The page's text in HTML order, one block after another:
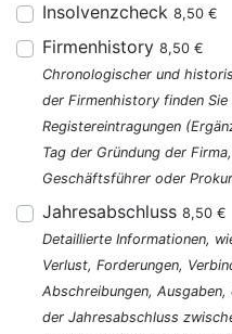
Insolvenzcheck 8,50 €
Firmenhistory 8,50 €
Chronologischer und
der Firmenhistory finden
Registereintragungen
Tag der Gründung der
Geschäftsführer oder
Jahresabschluss 8,50 €
Detaillierte Informationen,
Verlust, Forderungen,
Abschreibungen,
der Jahresabschluss